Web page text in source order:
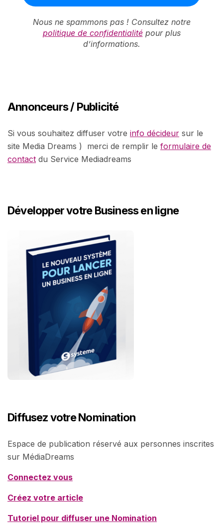
Nous ne spammons pas ! Consultez notre
politique de confidentialitépour plus
d’informations.
Annonceurs / Publicité
Si vous souhaitez diffuser votre info décideur sur le
site Media Dreams ) merci de remplir le formulaire de
contact du Service Mediadreams
Développer votre Business en ligne
Diffusez votre Nomination
Espace de publication réservé aux personnes inscrites
sur MédiaDreams
Connectez vous
Créez votre article
Tutoriel pour diffuser une Nomination